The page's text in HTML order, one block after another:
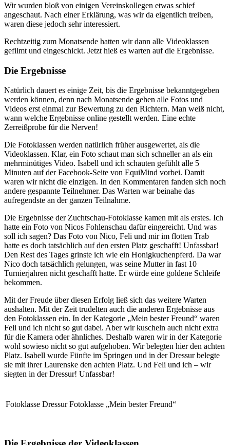
Wir wurden bloß von einigen Vereinskollegen etwas schief
angeschaut. Nach einer Erklärung, was wir da eigentlich treiben,
waren diese jedoch sehr interessiert.
Rechtzeitig zum Monatsende hatten wir dann alle Videoklassen
gefilmt und eingeschickt. Jetzt hieß es warten auf die Ergebnisse.
Die Ergebnisse
Natürlich dauert es einige Zeit, bis die Ergebnisse bekanntgegeben
werden können, denn nach Monatsende gehen alle Fotos und
Videos erst einmal zur Bewertung zu den Richtern. Man weiß nicht,
wann welche Ergebnisse online gestellt werden. Eine echte
Zerreißprobe für die Nerven!
Die Fotoklassen werden natürlich früher ausgewertet, als die
Videoklassen. Klar, ein Foto schaut man sich schneller an als ein
mehrminütiges Video. Isabell und ich schauten gefühlt alle 5
Minuten auf der Facebook-Seite von EquiMind vorbei. Damit
waren wir nicht die einzigen. In den Kommentaren fanden sich noch
andere gespannte Teilnehmer. Das Warten war beinahe das
aufregendste an der ganzen Teilnahme.
Die Ergebnisse der Zuchtschau-Fotoklasse kamen mit als erstes. Ich
hatte ein Foto von Nicos Fohlenschau dafür eingereicht. Und was
soll ich sagen? Das Foto von Nico, Feli und mir im flotten Trab
hatte es doch tatsächlich auf den ersten Platz geschafft! Unfassbar!
Den Rest des Tages grinste ich wie ein Honigkuchenpferd. Da war
Nico doch tatsächlich gelungen, was seine Mutter in fast 10
Turnierjahren nicht geschafft hatte. Er würde eine goldene Schleife
bekommen.
Mit der Freude über diesen Erfolg ließ sich das weitere Warten
aushalten. Mit der Zeit trudelten auch die anderen Ergebnisse aus
den Fotoklassen ein. In der Kategorie „Mein bester Freund“ waren
Feli und ich nicht so gut dabei. Aber wir kuscheln auch nicht extra
für die Kamera oder ähnliches. Deshalb waren wir in der Kategorie
wohl sowieso nicht so gut aufgehoben. Wir belegten hier den achten
Platz. Isabell wurde Fünfte im Springen und in der Dressur belegte
sie mit ihrer Laurenske den achten Platz. Und Feli und ich – wir
siegten in der Dressur! Unfassbar!
Fotoklasse Dressur Fotoklasse „Mein bester Freund“